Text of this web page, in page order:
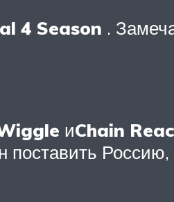
4 Season .
иChain
поставить Россию,